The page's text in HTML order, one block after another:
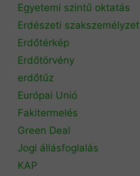
Egyetemi szintű oktatás
Erdészeti szakszemélyzet
Erdőtérkép
Erdőtörvény
erdőtűz
Európai Unió
Fakitermelés
Green Deal
Jogi állásfoglalás
KAP